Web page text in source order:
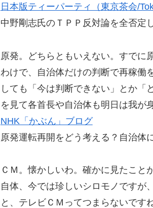
日本版ティーパーティ（東京茶会/
中野剛志氏のＴＰＰ反対論を全否定
原発。どちらともいえない。すでに
わけで、自治体だけの判断で再稼働
しても「今は判断できない」とか「
を見て各首長や自治体も明日は我が
NHK「かぶん」ブログ
原発運転再開をどう考える？自治体
ＣＭ。懐かしいわ。確かに見たこと
自体、今では珍しいシロモノですが
と、テレビＣＭってつまらないですね